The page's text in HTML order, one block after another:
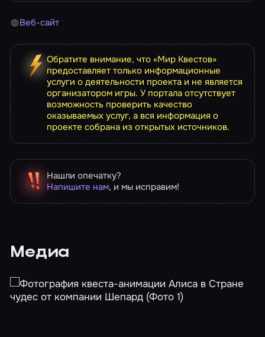
Веб-сайт
Обратите внимание, что «Мир Квестов»
предоставляет только информационные
услуги о деятельности проекта и не является
организатором игры. У портала отсутствует
возможность проверить качество
оказываемых услуг, а вся информация о
проекте собрана из открытых источников.
Нашли опечатку?
Напишите нам, и мы исправим!
Медиа